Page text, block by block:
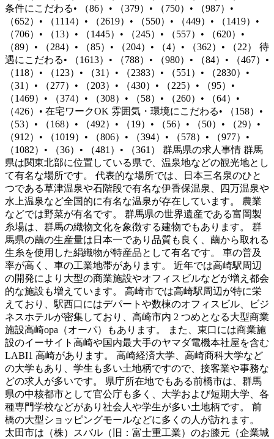
条件にこだわる• （86）• （379）• （750）• （987）•
（652）• （1114）• （2619）• （550）• （449）• （1419）•
（706）• （13）• （1445）• （245）• （557）• （620）•
（89）• （284）• （85）• （204）• （4）• （362）• （22） 待
遇にこだわる• （1613）• （788）• （980）• （84）• （467）•
（118）• （123）• （31）• （2383）• （551）• （2830）•
（31）• （277）• （203）• （430）• （225）• （95）•
（1469）• （374）• （308）• （58）• （260）• （64）•
（426）• 在宅ワークOK 雰囲気・環境にこだわる• （158）•
（53）• （168）• （492）• （19）• （56）• （50）• （29）•
（912）• （1019）• （806）• （394）• （578）• （977）•
（1082）• （36）• （481）• （361） 群馬県の求人事情 群馬
県は関東北部に位置している県で、温泉地などの観光地とし
て有名な場所です。 代表的な場所では、日本三名泉のひと
つである草津温泉や石階段で有名な伊香保温泉、四万温泉や
水上温泉など全国的に有名な温泉が存在しています。 農業
などでは野菜が有名です。 群馬県の世界遺産である富岡製
糸場は、群馬の織物文化を象徴する建物でもあります。 群
馬県の繭の生産量は日本一であり品質も良く、繭から取れる
生糸を使用した絹織物が特産品として有名です。 車の普及
率が高く、車の工業地帯があります。 近年では高崎駅周辺
の開発により大型の商業施設やオフィスビルなどが増え都会
的な施設も増えています。 高崎市では高崎駅周辺が特に栄
えており、駅西口にはデパートや数棟のオフィスビル、ビジ
ネスホテルが密集しており、高崎市内 2 つめとなる大型商業
施設高崎opa（オーパ）もあります。 また、東口には商業施
設のイーサイト高崎や国内最大手のヤマダ電機本社屋を含む
LABI1 高崎があります。 高崎経済大学、高崎商科大学など
の大学もあり、学生も多い土地柄ですので、接客業や事務な
どの求人が多いです。 県庁所在地でもある前橋市は、群馬
県の中核都市として官公庁も多く、大学および短期大学、各
種専門学校などがあり社会人や学生が多い土地柄です。 前
橋の大型ショッピングモールなどに多くの人が訪れます。
太田市は（株）スバル（旧：富士重工業）のお膝元（企業城